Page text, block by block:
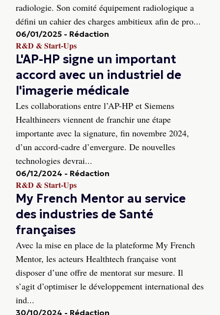
radiologie. Son comité équipement radiologique a
défini un cahier des charges ambitieux afin de pro...
06/01/2025 - Rédaction
R&D & Start-Ups
L'AP-HP signe un important
accord avec un industriel de
l'imagerie médicale
Les collaborations entre l’AP-HP et Siemens
Healthineers viennent de franchir une étape
importante avec la signature, fin novembre 2024,
d’un accord-cadre d’envergure. De nouvelles
technologies devrai...
06/12/2024 - Rédaction
R&D & Start-Ups
My French Mentor au service
des industries de Santé
françaises
Avec la mise en place de la plateforme My French
Mentor, les acteurs Healthtech française vont
disposer d’une offre de mentorat sur mesure. Il
s’agit d’optimiser le développement international des
ind...
30/10/2024 - Rédaction